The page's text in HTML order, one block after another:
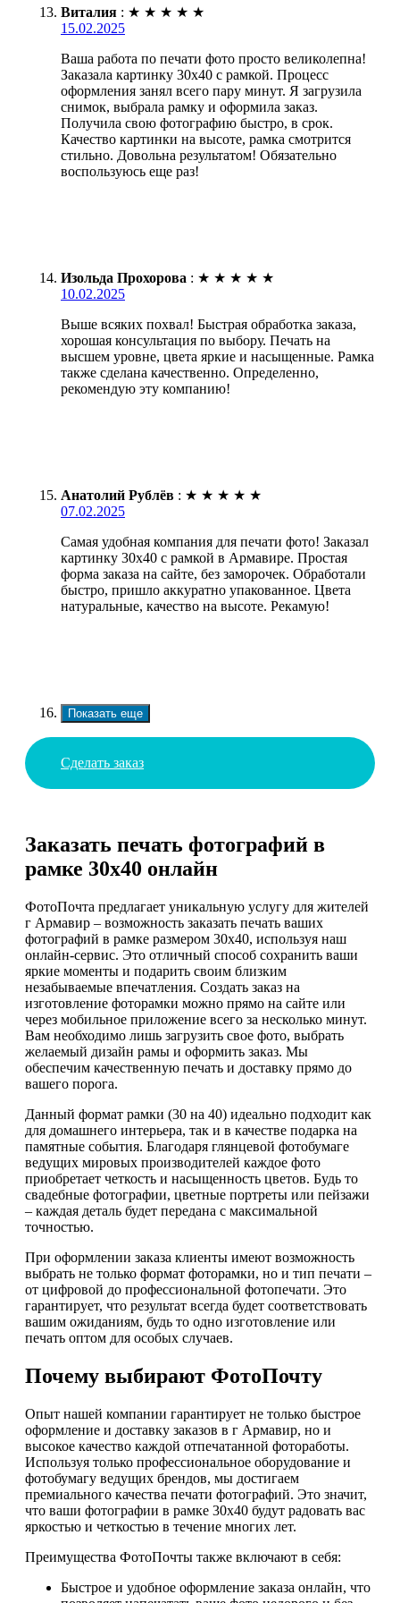
Виталия : ★ ★ ★ ★ ★
15.02.2025
Ваша работа по печати фото просто великолепна!
Заказала картинку 30х40 с рамкой. Процесс
оформления занял всего пару минут. Я загрузила
снимок, выбрала рамку и оформила заказ.
Получила свою фотографию быстро, в срок.
Качество картинки на высоте, рамка смотрится
стильно. Довольна результатом! Обязательно
воспользуюсь еще раз!
Изольда Прохорова : ★ ★ ★ ★ ★
10.02.2025
Выше всяких похвал! Быстрая обработка заказа,
хорошая консультация по выбору. Печать на
высшем уровне, цвета яркие и насыщенные. Рамка
также сделана качественно. Определенно,
рекомендую эту компанию!
Анатолий Рублёв : ★ ★ ★ ★ ★
07.02.2025
Самая удобная компания для печати фото! Заказал
картинку 30х40 с рамкой в Армавире. Простая
форма заказа на сайте, без заморочек. Обработали
быстро, пришло аккуратно упакованное. Цвета
натуральные, качество на высоте. Рекамую!
Показать еще
Сделать заказ
Заказать печать фотографий в
рамке 30х40 онлайн
ФотоПочта предлагает уникальную услугу для жителей
г Армавир – возможность заказать печать ваших
фотографий в рамке размером 30х40, используя наш
онлайн-сервис. Это отличный способ сохранить ваши
яркие моменты и подарить своим близким
незабываемые впечатления. Создать заказ на
изготовление фоторамки можно прямо на сайте или
через мобильное приложение всего за несколько минут.
Вам необходимо лишь загрузить свое фото, выбрать
желаемый дизайн рамы и оформить заказ. Мы
обеспечим качественную печать и доставку прямо до
вашего порога.
Данный формат рамки (30 на 40) идеально подходит как
для домашнего интерьера, так и в качестве подарка на
памятные события. Благодаря глянцевой фотобумаге
ведущих мировых производителей каждое фото
приобретает четкость и насыщенность цветов. Будь то
свадебные фотографии, цветные портреты или пейзажи
– каждая деталь будет передана с максимальной
точностью.
При оформлении заказа клиенты имеют возможность
выбрать не только формат фоторамки, но и тип печати –
от цифровой до профессиональной фотопечати. Это
гарантирует, что результат всегда будет соответствовать
вашим ожиданиям, будь то одно изготовление или
печать оптом для особых случаев.
Почему выбирают ФотоПочту
Опыт нашей компании гарантирует не только быстрое
оформление и доставку заказов в г Армавир, но и
высокое качество каждой отпечатанной фотоработы.
Используя только профессиональное оборудование и
фотобумагу ведущих брендов, мы достигаем
премиального качества печати фотографий. Это значит,
что ваши фотографии в рамке 30х40 будут радовать вас
яркостью и четкостью в течение многих лет.
Преимущества ФотоПочты также включают в себя:
Быстрое и удобное оформление заказа онлайн, что